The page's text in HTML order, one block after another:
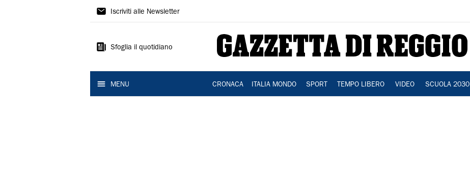
Gazzetta
Reggio
Iscriviti alle Newsletter
Sfoglia il quotidiano
MENU CRONACA ITALIA MONDO SPORT TEMPO LIBERO VIDEO SCUOLA 2030